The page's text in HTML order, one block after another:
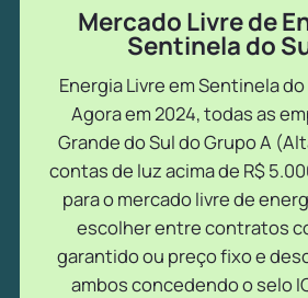
Mercado Livre de
Sentinela do
Energia Livre em Sentinela
Agora em 2024, todas as
Grande do Sul do Grupo A
contas de luz acima de R$
para o mercado livre de
escolher entre contratos
garantido ou preço fixo e
ambos concedendo o selo